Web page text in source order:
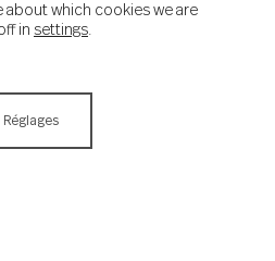
qui les accompagnent.
n’importe lequel des
systèmes de sécurité pouvant
about which cookies we are
in settings.
Réglages